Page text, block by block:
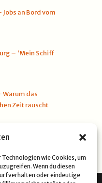
wie Cookies, um
Wenn du diesen
oder eindeutige
an Bord vom
– 'Mein Schiff
Warum das
Zeit rauscht